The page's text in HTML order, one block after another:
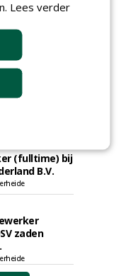
B.V.
(fulltime) bij
B.V.
zaden
Lees verder